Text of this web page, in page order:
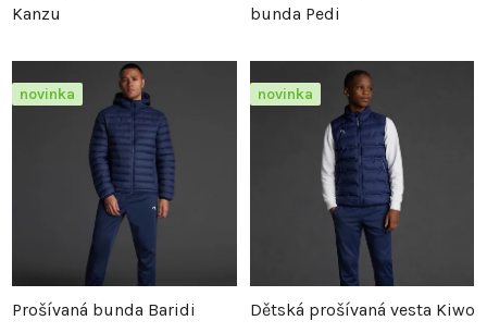
Kanzu
bunda Pedi
novinka
Prošívaná bunda Baridi
novinka
Dětská prošívaná vesta Kiwo